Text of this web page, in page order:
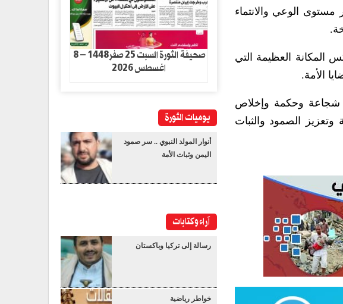
الوعي والانتماء
المكانة العظيمة التي
الأمة.
شجاعة وحكمة وإخلاص
وتعزيز الصمود والثبات
صحيفة الثورة السبت 25 صفر1448 – 8
اغسطس 2026
يوميات الثورة
أنوار المولد النبوي .. سر صمود
اليمن وثبات الأمة
آراء وكتابات
رسالة إلى تركيا وباكستان
خواطر رياضية